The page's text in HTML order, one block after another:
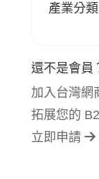
產業分類
還不是會員
加入台灣網
拓展您的
立即申請